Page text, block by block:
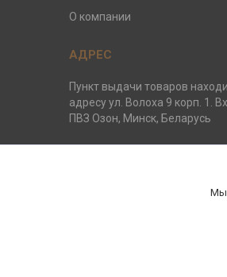
О компании
Пункт выдачи товаров
адресу ул. Волоха 9 корп. 1.
ПВЗ Озон, Минск, Беларусь
Мы